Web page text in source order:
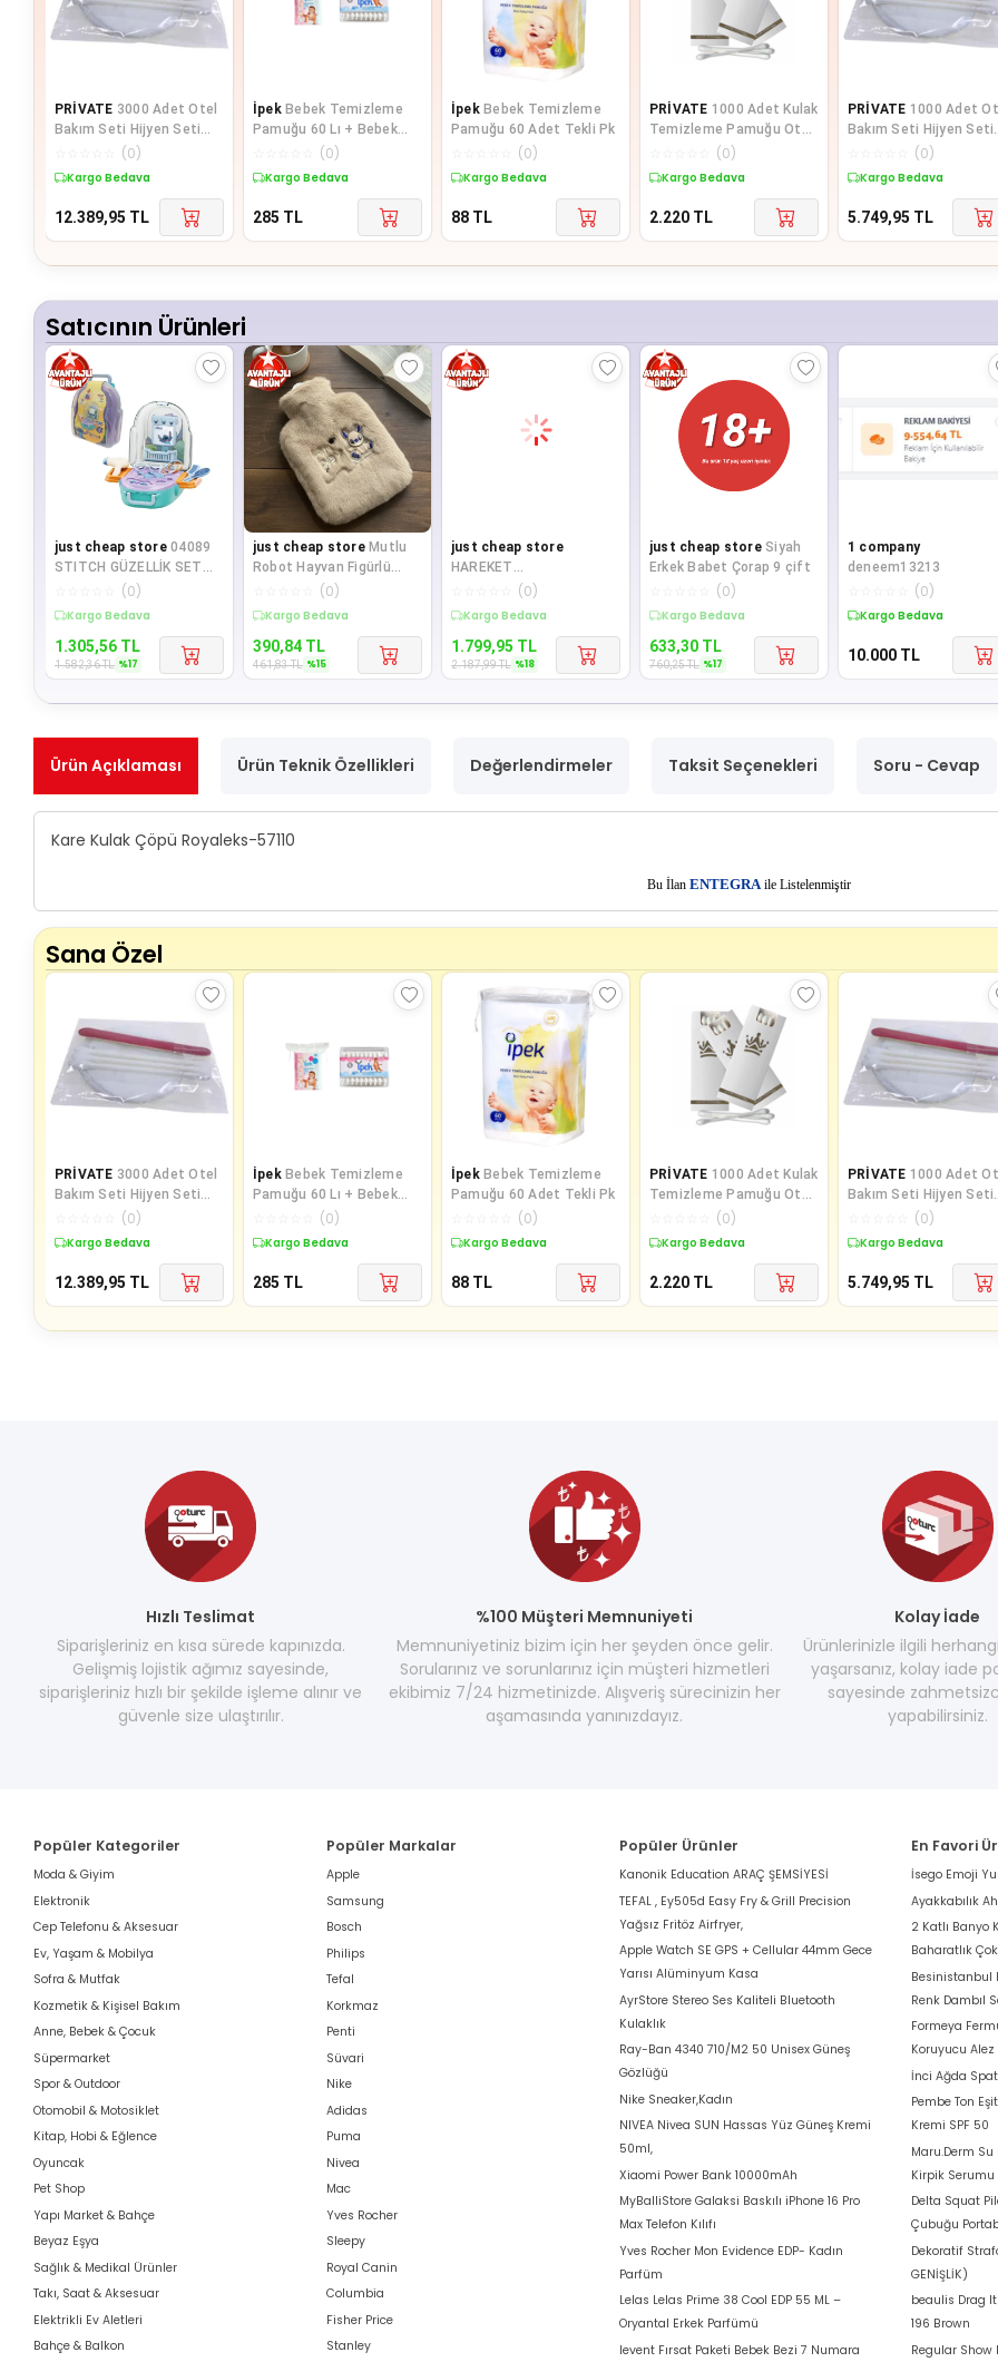
PRİVATE 3000 Adet Otel
Bakım Seti Hijyen Seti
Poşetli Makyaj Pamuğu 2
li
(0)
Kargo Bedava
12.389,95 TL
İpek Bebek Temizleme
Pamuğu 60 Lı + Bebek
Kulak Çöp 60 Lı
(0)
Kargo Bedava
285 TL
İpek Bebek Temizleme
Pamuğu 60 Adet Tekli Pk
(0)
Kargo Bedava
88 TL
PRİVATE 1000 Adet Kulak
Temizleme Pamuğu Otel
Buklet İçin Kulak
Temizleme Çubuğu
Kutulu 3 Lü Paket
(0)
Kargo Bedava
2.220 TL
PRİVATE 1000 Adet
Bakım Seti Hijyen Seti
Poşetli Makyaj Pamuğu
li
(0)
Kargo Bedava
5.749,95 TL
Satıcının Ürünleri
just cheap store 04089
STITCH GÜZELLİK SET
SIRT ÇANTASI
(0)
Sepette %17 İndirim
1.305,56 TL
1.582,36TL %17
just cheap store Mutlu
Robot Hayvan Figürlü
Peluş Sıcak Su Torbası 1
Lt – Yumuşak
(0)
Sepette %15 İndirim
390,84 TL
461,83TL %15
just cheap store
HAREKET
SENSÖRLÜ=OTOMATİK
AÇ-KAPA KAPAK - PİLLİ
PLASTİK ÇÖP KOVAS
(0)
Sepette %18 İndirim
1.799,95 TL
2.187,99TL %18
just cheap store Siyah
Erkek Babet Çorap 9 çift
(0)
Sepette %17 İndirim
633,30 TL
760,25TL %17
1 company
deneem13213
(0)
Kargo Bedava
10.000 TL
Ürün Açıklaması Ürün Teknik Özellikleri Değerlendirmeler Taksit Seçenekleri Soru - Cevap
Kare Kulak Çöpü Royaleks-57110
Bu İlan ENTEGRAile Listelenmiştir
Sana Özel
PRİVATE 3000 Adet Otel
Bakım Seti Hijyen Seti
Poşetli Makyaj Pamuğu 2
li
(0)
Kargo Bedava
12.389,95 TL
İpek Bebek Temizleme
Pamuğu 60 Lı + Bebek
Kulak Çöp 60 Lı
(0)
Kargo Bedava
285 TL
İpek Bebek Temizleme
Pamuğu 60 Adet Tekli Pk
(0)
Kargo Bedava
88 TL
PRİVATE 1000 Adet Kulak
Temizleme Pamuğu Otel
Buklet İçin Kulak
Temizleme Çubuğu
Kutulu 3 Lü Paket
(0)
Kargo Bedava
2.220 TL
PRİVATE 1000 Adet
Bakım Seti Hijyen Seti
Poşetli Makyaj Pamuğu
li
(0)
Kargo Bedava
5.749,95 TL
Hızlı Teslimat
Siparişleriniz en kısa sürede kapınızda.
Gelişmiş lojistik ağımız sayesinde,
siparişleriniz hızlı bir şekilde işleme alınır ve
güvenle size ulaştırılır.
%100 Müşteri Memnuniyeti
Memnuniyetiniz bizim için her şeyden önce gelir.
Sorularınız ve sorunlarınız için müşteri hizmetleri
ekibimiz 7/24 hizmetinizde. Alışveriş sürecinizin her
aşamasında yanınızdayız.
Kolay İade
Ürünlerinizle ilgili
yaşarsanız, kolay iade
sayesinde
yapabilirsiniz.
Popüler Kategoriler
Moda & Giyim
Elektronik
Cep Telefonu & Aksesuar
Ev, Yaşam & Mobilya
Sofra & Mutfak
Kozmetik & Kişisel Bakım
Anne, Bebek & Çocuk
Süpermarket
Spor & Outdoor
Otomobil & Motosiklet
Kitap, Hobi & Eğlence
Oyuncak
Pet Shop
Yapı Market & Bahçe
Beyaz Eşya
Sağlık & Medikal Ürünler
Takı, Saat & Aksesuar
Elektrikli Ev Aletleri
Bahçe & Balkon
Popüler Markalar
Apple
Samsung
Bosch
Philips
Tefal
Korkmaz
Penti
Süvari
Nike
Adidas
Puma
Nivea
Mac
Yves Rocher
Sleepy
Royal Canin
Columbia
Fisher Price
Stanley
Popüler Ürünler
Kanonik Education ARAÇ ŞEMSİYESİ
TEFAL , Ey505d Easy Fry & Grill Precision
Yağsız Fritöz Airfryer,
Apple Watch SE GPS + Cellular 44mm Gece
Yarısı Alüminyum Kasa
AyrStore Stereo Ses Kaliteli Bluetooth
Kulaklık
Ray-Ban 4340 710/M2 50 Unisex Güneş
Gözlüğü
Nike Sneaker,Kadın
NIVEA Nivea SUN Hassas Yüz Güneş Kremi
50ml,
Xiaomi Power Bank 10000mAh
MyBalliStore Galaksi Baskılı iPhone 16 Pro
Max Telefon Kılıfı
Yves Rocher Mon Evidence EDP- Kadın
Parfüm
Lelas Lelas Prime 38 Cool EDP 55 ML –
Oryantal Erkek Parfümü
levent Fırsat Paketi Bebek Bezi 7 Numara
En Favori
İsego Emoji
Ayakkabılık
2 Katlı Banyo
Baharatlık
Besinistanbul
Renk Dambıl
Formeya
Koruyucu Alez
İnci Ağda
Pembe Ton
Kremi SPF 50
Maru.Derm
Kirpik Serumu
Delta Squat
Çubuğu
Dekoratif
GENİŞLİK)
beaulis Drag
196 Brown
Regular Show